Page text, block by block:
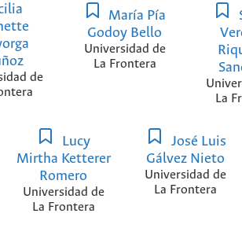
de
María Pía
Godoy Bello
Universidad de
La Frontera
La
Lucy
Mirtha Ketterer
Romero
Universidad de
La Frontera
José Luis
Gálvez Nieto
Universidad de
La Frontera